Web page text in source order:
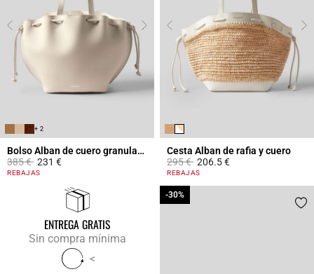
+ 2
Bolso Alban de cuero granulado
Price reduced from
385 €to231 €
4,4 out of 5 Customer Rating
REBAJAS
Cesta Alban de rafia y cuero
Price reduced from
295 €to206.5 €
3,2 out of 5 Customer Rating
REBAJAS
ENTREGA GRATIS
Sin compra mínima
<
-30%
-30%